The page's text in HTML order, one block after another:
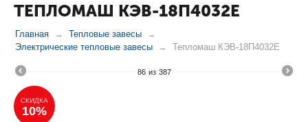
ТЕПЛОМАШ КЭВ-18П4032Е
Главная
Тепловые завесы
Электрические тепловые завесы
Тепломаш КЭВ-18П4032Е
86 из 387
СКИДКА
10%